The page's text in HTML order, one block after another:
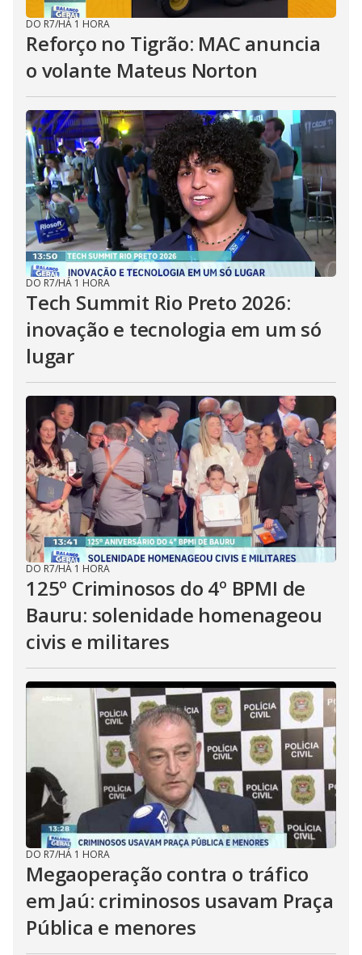
DO R7/HÁ 1 HORA
Reforço no Tigrão: MAC anuncia
o volante Mateus Norton
DO R7/HÁ 1 HORA
Tech Summit Rio Preto 2026:
inovação e tecnologia em um só
lugar
DO R7/HÁ 1 HORA
125º Criminosos do 4º BPMI de
Bauru: solenidade homenageou
civis e militares
DO R7/HÁ 1 HORA
Megaoperação contra o tráfico
em Jaú: criminosos usavam Praça
Pública e menores